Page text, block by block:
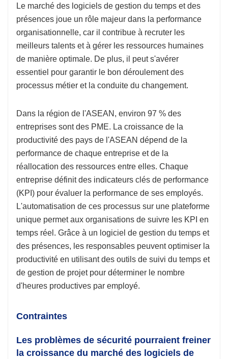
Le marché des logiciels de gestion du temps et des
présences joue un rôle majeur dans la performance
organisationnelle, car il contribue à recruter les
meilleurs talents et à gérer les ressources humaines
de manière optimale. De plus, il peut s'avérer
essentiel pour garantir le bon déroulement des
processus métier et la conduite du changement.
Dans la région de l'ASEAN, environ 97 % des
entreprises sont des PME. La croissance de la
productivité des pays de l'ASEAN dépend de la
performance de chaque entreprise et de la
réallocation des ressources entre elles. Chaque
entreprise définit des indicateurs clés de performance
(KPI) pour évaluer la performance de ses employés.
L'automatisation de ces processus sur une plateforme
unique permet aux organisations de suivre les KPI en
temps réel. Grâce à un logiciel de gestion du temps et
des présences, les responsables peuvent optimiser la
productivité en utilisant des outils de suivi du temps et
de gestion de projet pour déterminer le nombre
d'heures productives par employé.
Contraintes
Les problèmes de sécurité pourraient freiner
la croissance du marché des logiciels de